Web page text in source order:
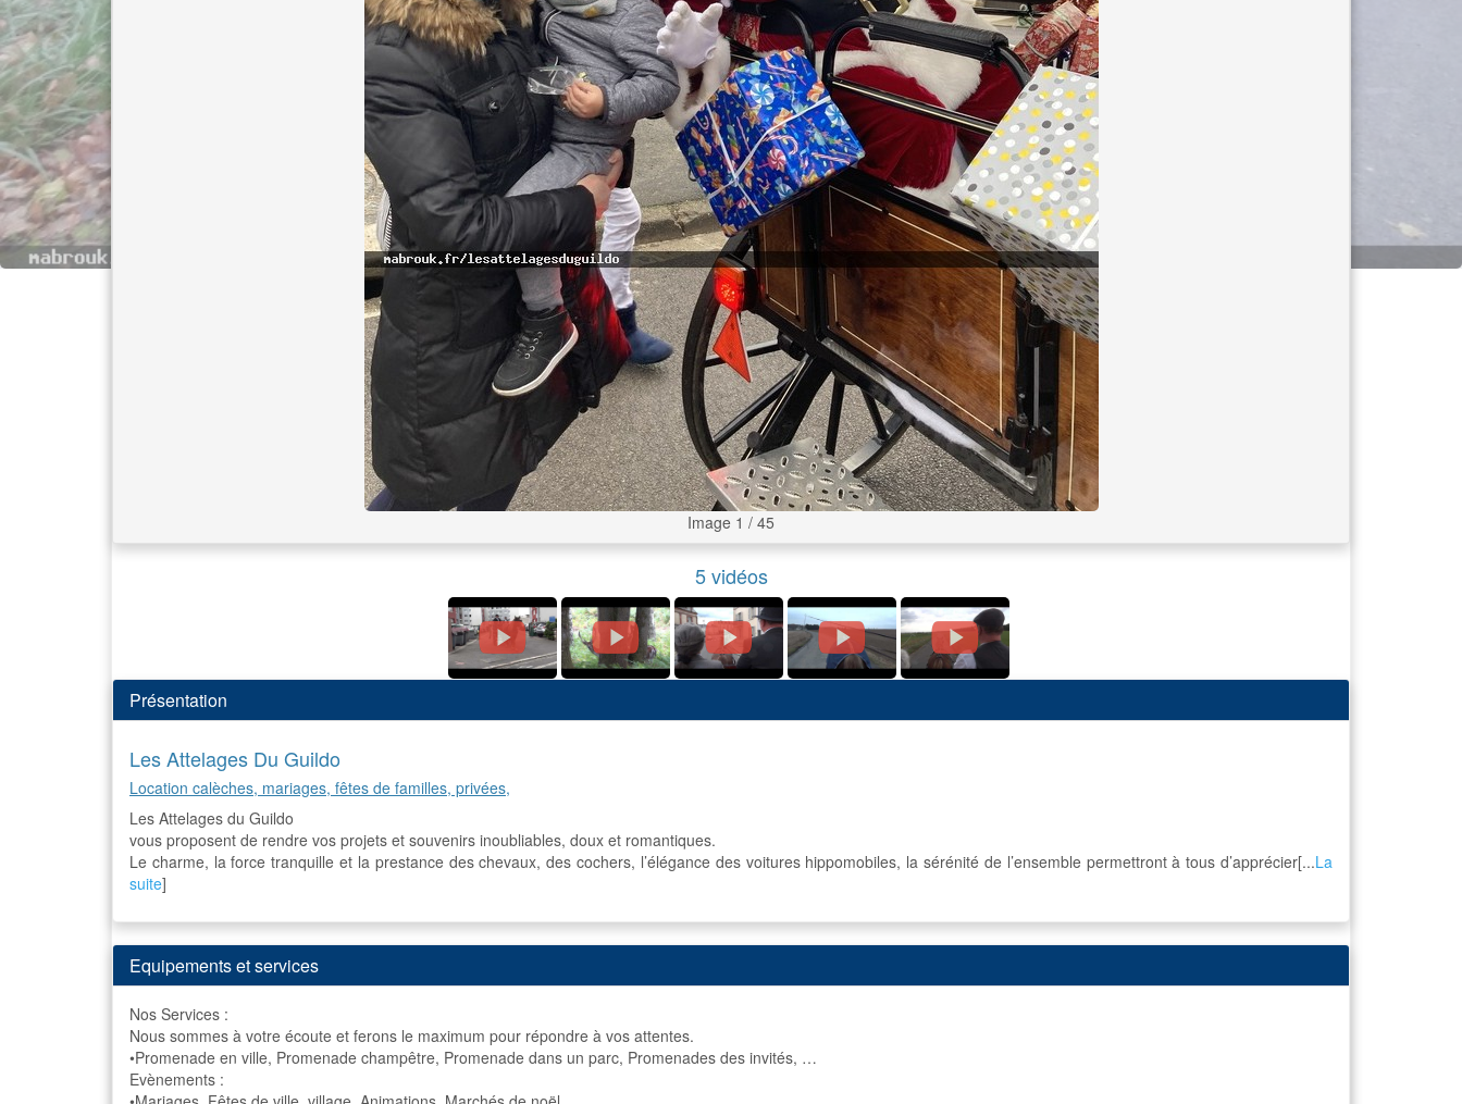
Image 1 / 45
5 vidéos
Présentation
Les Attelages Du Guildo
Location calèches, mariages, fêtes de familles, privées,
Les Attelages du Guildo
vous proposent de rendre vos projets et souvenirs inoubliables, doux et romantiques.
Le charme, la force tranquille et la prestance des chevaux, des cochers, l’élégance des voitures hippomobiles, la sérénité de l’ensemble permettront à tous d’apprécier[...La
suite]
Equipements et services
Nos Services :
Nous sommes à votre écoute et ferons le maximum pour répondre à vos attentes.
•Promenade en ville, Promenade champêtre, Promenade dans un parc, Promenades des invités, …
Evènements :